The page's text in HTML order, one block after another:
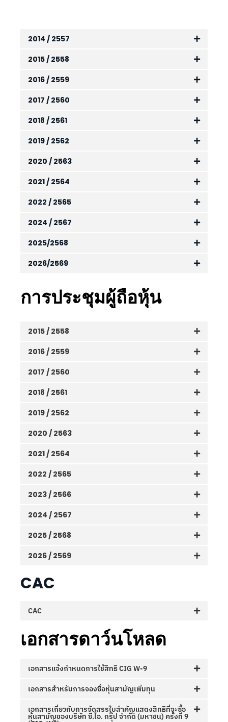
2014 / 2557
2015 / 2558
2016 / 2559
2017 / 2560
2018 / 2561
2019 / 2562
2020 / 2563
2021 / 2564
2022 / 2565
2024 / 2567
2025/2568
2026/2569
การประชุมผู้ถือหุ้น
2015 / 2558
2016 / 2559
2017 / 2560
2018 / 2561
2019 / 2562
2020 / 2563
2021 / 2564
2022 / 2565
2023 / 2566
2024 / 2567
2025 / 2568
2026 / 2569
CAC
CAC
เอกสารดาว์นโหลด
เอกสารแจ้งกำหนดการใช้สิทธิ CIG W-9
เอกสารสำหรับการจองซื้อหุ้นสามัญเพิ่มทุน
เอกสารเกี่ยวกับการจัดสรรใบสำคัญแสดงสิทธิที่จะซื้อ
หุ้นสามัญของบริษัท ซี.ไอ. กรุ๊ป จำกัด (มหาชน) ครั้งที่ 9